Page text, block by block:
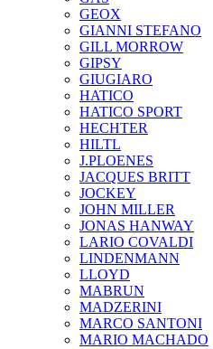
GEOX
GIANNI STEFANO
GILL MORROW
GIPSY
GIUGIARO
HATICO
HATICO SPORT
HECHTER
HILTL
J.PLOENES
JAСQUES BRITT
JOCKEY
JOHN MILLER
JONAS HANWAY
LARIO COVALDI
LINDENMANN
LLOYD
MABRUN
MADZERINI
MARCO SANTONI
MARIO MACHADO